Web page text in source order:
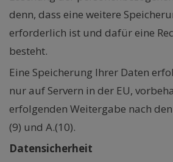
denn, dass eine weitere
erforderlich ist und dafür eine
besteht.
Eine Speicherung Ihrer Daten
nur auf Servern in der EU,
erfolgenden Weitergabe nach
(9) und A.(10).
Datensicherheit